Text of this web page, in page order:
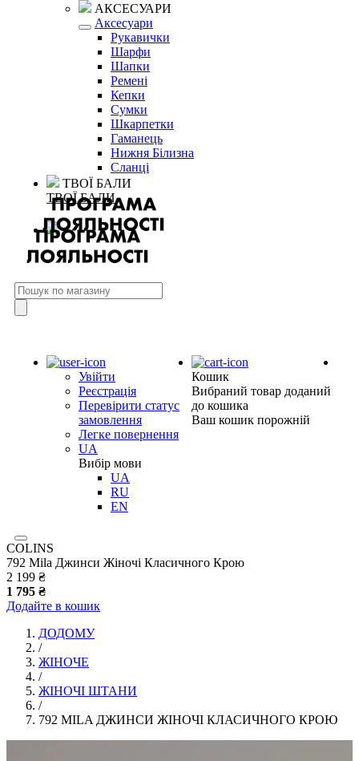
АКСЕСУАРИ
Аксесуари
Рукавички
Шарфи
Шапки
Ремені
Кепки
Сумки
Шкарпетки
Гаманець
Нижня Білизна
Сланці
ТВОЇ БАЛИ
ТВОЇ БАЛИ
Увійти
Реєстрація
Перевірити статус
замовлення
Легке повернення
UA
Вибір мови
UA
RU
EN
Кошик
Вибраний товар доданий
до кошика
Ваш кошик порожній
COLINS
792 Mila Джинси Жіночі Класичного Крою
2 199 ₴
1 795 ₴
Додайте в кошик
ДОДОМУ
/
ЖІНОЧЕ
/
ЖІНОЧІ ШТАНИ
/
792 MILA ДЖИНСИ ЖІНОЧІ КЛАСИЧНОГО КРОЮ